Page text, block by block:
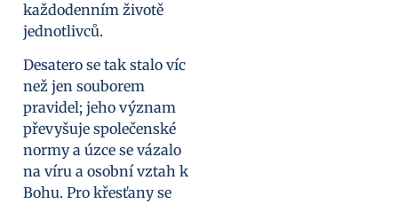
každodenním životě
jednotlivců.
Desatero se tak stalo víc
než jen souborem
pravidel; jeho význam
převyšuje společenské
normy a úzce se vázalo
na víru a osobní vztah k
Bohu. Pro křesťany se